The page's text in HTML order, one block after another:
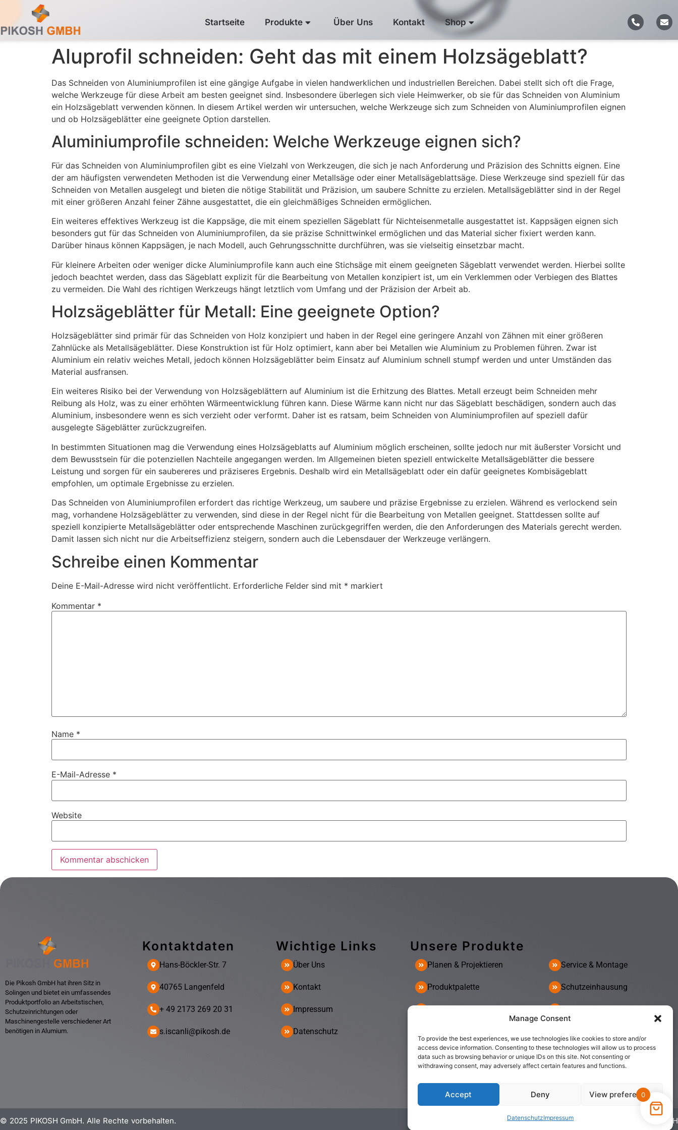
Manage Consent
To provide the best experiences, we use technologies like cookies to store and/or
access device information. Consenting to these technologies will allow us to process
data such as browsing behavior or unique IDs on this site. Not consenting or
withdrawing consent, may adversely affect certain features and functions.
Accept Deny View preferences
DatenschutzImpressum
Startseite Produkte Über Uns Kontakt Shop
Aluprofil schneiden: Geht das mit einem Holzsägeblatt?
Das Schneiden von Aluminiumprofilen ist eine gängige Aufgabe in vielen handwerklichen und industriellen Bereichen. Dabei stellt sich oft die Frage,
welche Werkzeuge für diese Arbeit am besten geeignet sind. Insbesondere überlegen sich viele Heimwerker, ob sie für das Schneiden von Aluminium
ein Holzsägeblatt verwenden können. In diesem Artikel werden wir untersuchen, welche Werkzeuge sich zum Schneiden von Aluminiumprofilen eignen
und ob Holzsägeblätter eine geeignete Option darstellen.
Aluminiumprofile schneiden: Welche Werkzeuge eignen sich?
Für das Schneiden von Aluminiumprofilen gibt es eine Vielzahl von Werkzeugen, die sich je nach Anforderung und Präzision des Schnitts eignen. Eine
der am häufigsten verwendeten Methoden ist die Verwendung einer Metallsäge oder einer Metallsägeblattsäge. Diese Werkzeuge sind speziell für das
Schneiden von Metallen ausgelegt und bieten die nötige Stabilität und Präzision, um saubere Schnitte zu erzielen. Metallsägeblätter sind in der Regel
mit einer größeren Anzahl feiner Zähne ausgestattet, die ein gleichmäßiges Schneiden ermöglichen.
Ein weiteres effektives Werkzeug ist die Kappsäge, die mit einem speziellen Sägeblatt für Nichteisenmetalle ausgestattet ist. Kappsägen eignen sich
besonders gut für das Schneiden von Aluminiumprofilen, da sie präzise Schnittwinkel ermöglichen und das Material sicher fixiert werden kann.
Darüber hinaus können Kappsägen, je nach Modell, auch Gehrungsschnitte durchführen, was sie vielseitig einsetzbar macht.
Für kleinere Arbeiten oder weniger dicke Aluminiumprofile kann auch eine Stichsäge mit einem geeigneten Sägeblatt verwendet werden. Hierbei sollte
jedoch beachtet werden, dass das Sägeblatt explizit für die Bearbeitung von Metallen konzipiert ist, um ein Verklemmen oder Verbiegen des Blattes
zu vermeiden. Die Wahl des richtigen Werkzeugs hängt letztlich vom Umfang und der Präzision der Arbeit ab.
Holzsägeblätter für Metall: Eine geeignete Option?
Holzsägeblätter sind primär für das Schneiden von Holz konzipiert und haben in der Regel eine geringere Anzahl von Zähnen mit einer größeren
Zahnlücke als Metallsägeblätter. Diese Konstruktion ist für Holz optimiert, kann aber bei Metallen wie Aluminium zu Problemen führen. Zwar ist
Aluminium ein relativ weiches Metall, jedoch können Holzsägeblätter beim Einsatz auf Aluminium schnell stumpf werden und unter Umständen das
Material ausfransen.
Ein weiteres Risiko bei der Verwendung von Holzsägeblättern auf Aluminium ist die Erhitzung des Blattes. Metall erzeugt beim Schneiden mehr
Reibung als Holz, was zu einer erhöhten Wärmeentwicklung führen kann. Diese Wärme kann nicht nur das Sägeblatt beschädigen, sondern auch das
Aluminium, insbesondere wenn es sich verzieht oder verformt. Daher ist es ratsam, beim Schneiden von Aluminiumprofilen auf speziell dafür
ausgelegte Sägeblätter zurückzugreifen.
In bestimmten Situationen mag die Verwendung eines Holzsägeblatts auf Aluminium möglich erscheinen, sollte jedoch nur mit äußerster Vorsicht und
dem Bewusstsein für die potenziellen Nachteile angegangen werden. Im Allgemeinen bieten speziell entwickelte Metallsägeblätter die bessere
Leistung und sorgen für ein saubereres und präziseres Ergebnis. Deshalb wird ein Metallsägeblatt oder ein dafür geeignetes Kombisägeblatt
empfohlen, um optimale Ergebnisse zu erzielen.
Das Schneiden von Aluminiumprofilen erfordert das richtige Werkzeug, um saubere und präzise Ergebnisse zu erzielen. Während es verlockend sein
mag, vorhandene Holzsägeblätter zu verwenden, sind diese in der Regel nicht für die Bearbeitung von Metallen geeignet. Stattdessen sollte auf
speziell konzipierte Metallsägeblätter oder entsprechende Maschinen zurückgegriffen werden, die den Anforderungen des Materials gerecht werden.
Damit lassen sich nicht nur die Arbeitseffizienz steigern, sondern auch die Lebensdauer der Werkzeuge verlängern.
Schreibe einen Kommentar
Deine E-Mail-Adresse wird nicht veröffentlicht. Erforderliche Felder sind mit * markiert
Kommentar *
Name *
E-Mail-Adresse *
Website
Die Pikosh GmbH hat ihren Sitz in
Solingen und bietet ein umfassendes
Produktportfolio an Arbeitstischen,
Schutzeinrichtungen oder
Maschinengestelle verschiedener Art
benötigen in Alumium.
Kontaktdaten
Hans-Böckler-Str. 7
40765 Langenfeld
+ 49 2173 269 20 31
s.iscanli@pikosh.de
Wichtige Links
Über Uns
Kontakt
Impressum
Datenschutz
Unsere Produkte
Planen & Projektieren
Produktpalette
Service & Montage
Schutzeinhausung
© 2025 PIKOSH GmbH. Alle Rechte vorbehalten. Entwickelt von WERBAGO GmbH
0